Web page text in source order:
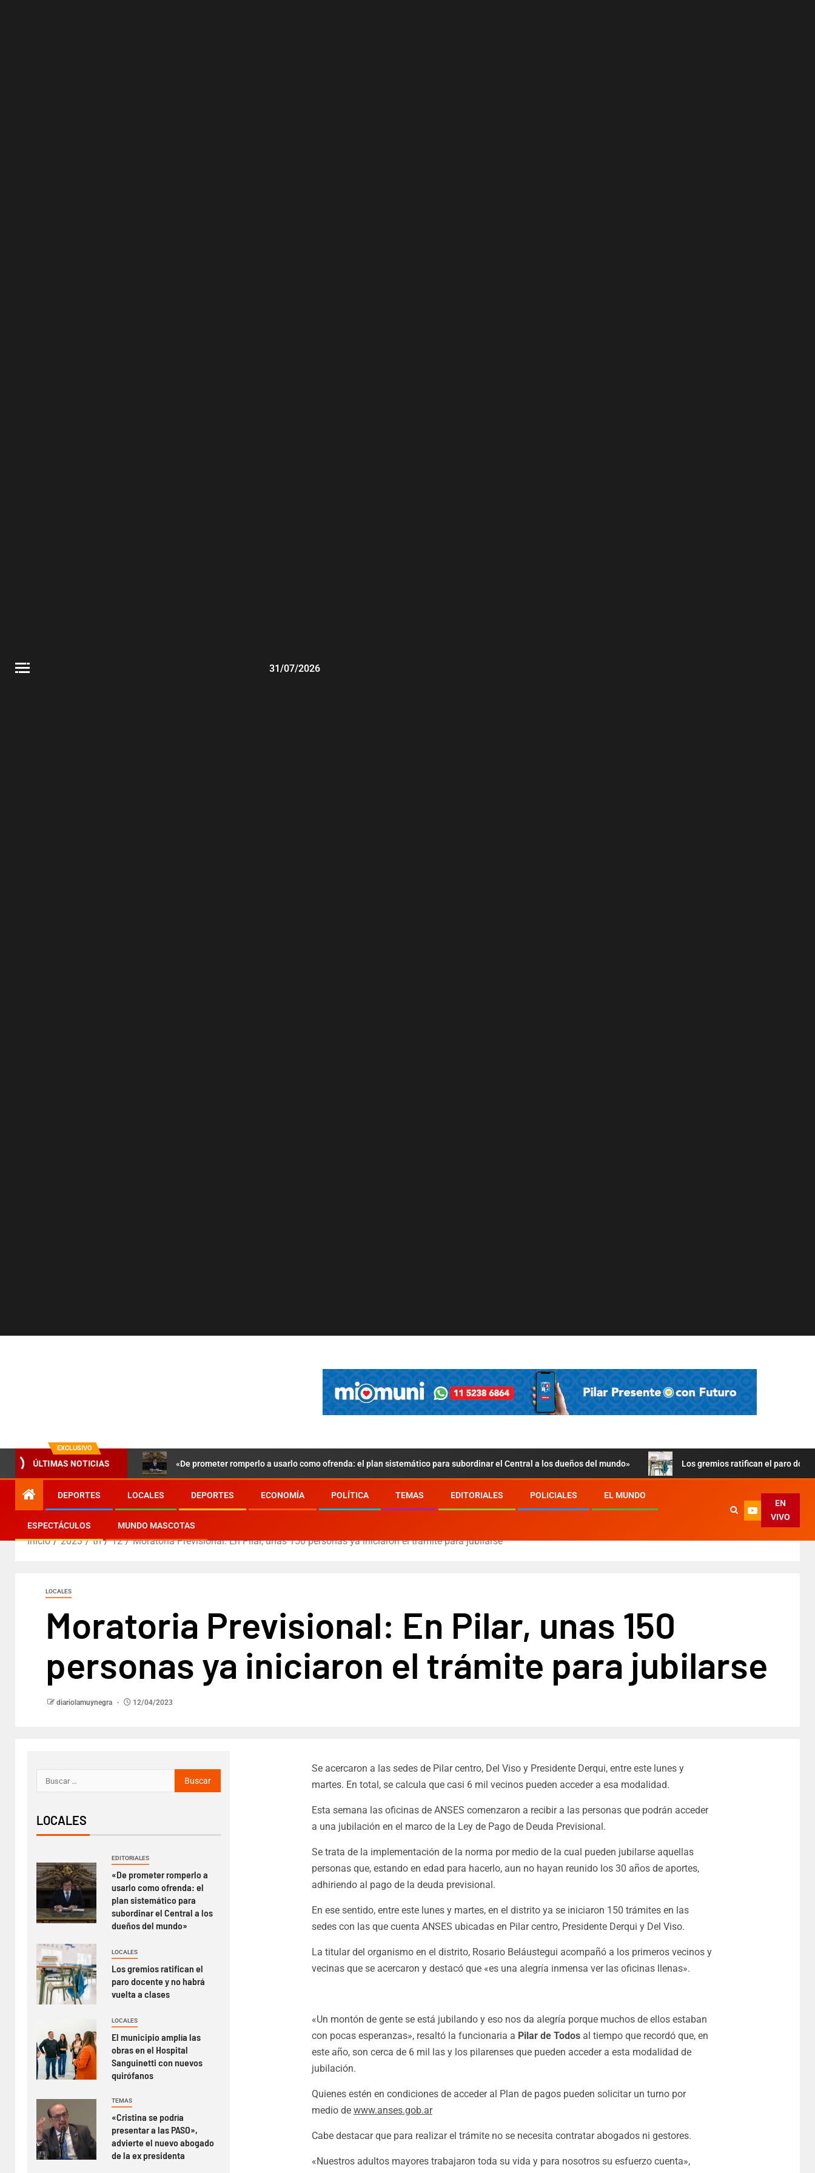
31/07/2026
EXCLUSIVO
ÚLTIMAS NOTICIAS «De prometer romperlo a usarlo como ofrenda: el plan sistemático para subordinar el Central a los dueños del mundo» Los gremios ratifican el paro
DEPORTES LOCALES DEPORTES ECONOMÍA POLÍTICA TEMAS EDITORIALES POLICIALES EL MUNDO
ESPECTÁCULOS MUNDO MASCOTAS
EN
VIVO
Inicio 2023 th 12 Moratoria Previsional: En Pilar, unas 150 personas ya iniciaron el trámite para jubilarse
LOCALES
Moratoria Previsional: En Pilar, unas 150
personas ya iniciaron el trámite para jubilarse
diariolamuynegra 12/04/2023
Se acercaron a las sedes de Pilar centro, Del Viso y Presidente Derqui, entre este lunes y
martes. En total, se calcula que casi 6 mil vecinos pueden acceder a esa modalidad.
Esta semana las oficinas de ANSES comenzaron a recibir a las personas que podrán acceder
a una jubilación en el marco de la Ley de Pago de Deuda Previsional.
Se trata de la implementación de la norma por medio de la cual pueden jubilarse aquellas
personas que, estando en edad para hacerlo, aun no hayan reunido los 30 años de aportes,
adhiriendo al pago de la deuda previsional.
En ese sentido, entre este lunes y martes, en el distrito ya se iniciaron 150 trámites en las
sedes con las que cuenta ANSES ubicadas en Pilar centro, Presidente Derqui y Del Viso.
La titular del organismo en el distrito, Rosario Beláustegui acompañó a los primeros vecinos y
vecinas que se acercaron y destacó que «es una alegría inmensa ver las oficinas llenas».
«Un montón de gente se está jubilando y eso nos da alegría porque muchos de ellos estaban
con pocas esperanzas», resaltó la funcionaria a Pilar de Todosal tiempo que recordó que, en
este año, son cerca de 6 mil las y los pilarenses que pueden acceder a esta modalidad de
jubilación.
Quienes estén en condiciones de acceder al Plan de pagos pueden solicitar un turno por
medio de www.anses.gob.ar
Cabe destacar que para realizar el trámite no se necesita contratar abogados ni gestores.
«Nuestros adultos mayores trabajaron toda su vida y para nosotros su esfuerzo cuenta»,
LOCALES
EDITORIALES
«De prometer romperlo a
usarlo como ofrenda: el
plan sistemático para
subordinar el Central a los
dueños del mundo»
LOCALES
Los gremios ratifican el
paro docente y no habrá
vuelta a clases
LOCALES
El municipio amplía las
obras en el Hospital
Sanguinetti con nuevos
quirófanos
TEMAS
«Cristina se podría
presentar a las PASO»,
advierte el nuevo abogado
de la ex presidenta